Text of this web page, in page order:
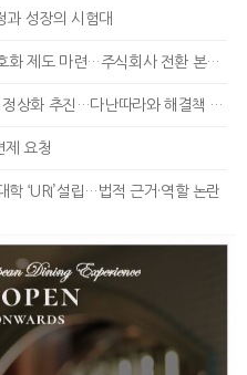
과 성장의 시험대
제도 마련…주식회사 전환 본격화
화 추진…다난따라와 해결책 모색
제 요청
‘URI’설립…법적 근거·역할 논란